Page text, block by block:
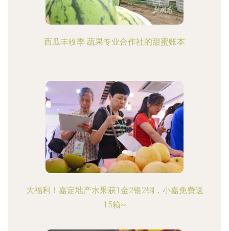
西瓜丰收季 蔬果专业合作社的甜蜜账本
大福利！嘉定地产水果获1金2银2铜，小嘉免费送
15箱~